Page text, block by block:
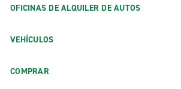
OFICINAS DE ALQUILER DE AUTOS
VEHÍCULOS
COMPRAR